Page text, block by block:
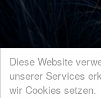
Diese Website
unserer Services
wir Cookies setzen.